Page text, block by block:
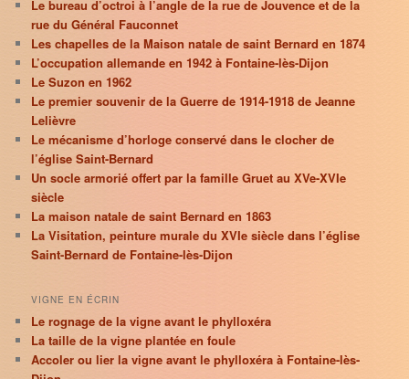
Le bureau d’octroi à l’angle de la rue de Jouvence et de la
rue du Général Fauconnet
Les chapelles de la Maison natale de saint Bernard en 1874
L’occupation allemande en 1942 à Fontaine-lès-Dijon
Le Suzon en 1962
Le premier souvenir de la Guerre de 1914-1918 de Jeanne
Lelièvre
Le mécanisme d’horloge conservé dans le clocher de
l’église Saint-Bernard
Un socle armorié offert par la famille Gruet au XVe-XVIe
siècle
La maison natale de saint Bernard en 1863
La Visitation, peinture murale du XVIe siècle dans l’église
Saint-Bernard de Fontaine-lès-Dijon
VIGNE EN ÉCRIN
Le rognage de la vigne avant le phylloxéra
La taille de la vigne plantée en foule
Accoler ou lier la vigne avant le phylloxéra à Fontaine-lès-